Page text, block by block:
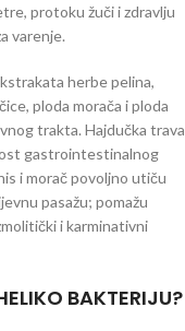
protoku žuči i zdravlju
varenje.
herbe pelina,
ploda morača i ploda
trakta. Hajdučka trava
gastrointestinalnog
i morač povoljno utiču
pasažu; pomažu
i karminativni
BAKTERIJU?